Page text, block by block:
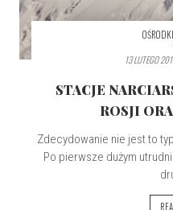
13 LUTEGO
STACJE
ROSJI
Zdecydowanie nie jest to
Po pierwsze dużym